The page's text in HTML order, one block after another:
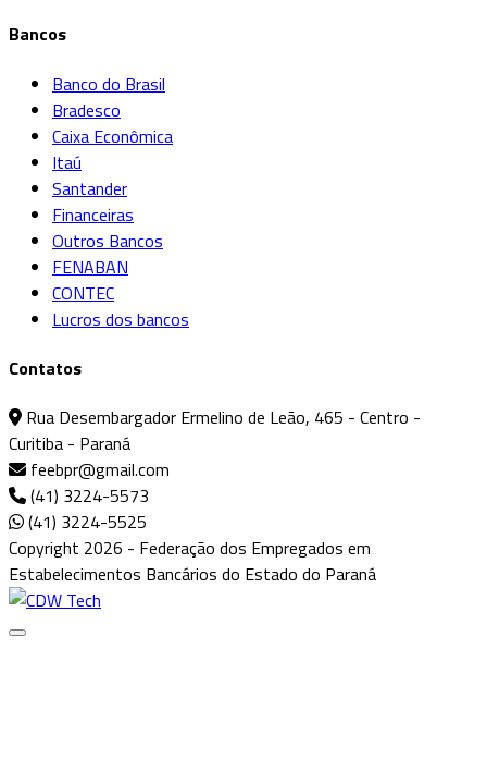
Bancos
Banco do Brasil
Bradesco
Caixa Econômica
Itaú
Santander
Financeiras
Outros Bancos
FENABAN
CONTEC
Lucros dos bancos
Contatos
Rua Desembargador Ermelino de Leão, 465 - Centro -
Curitiba - Paraná
feebpr@gmail.com
(41) 3224-5573
(41) 3224-5525
Copyright 2026 - Federação dos Empregados em
Estabelecimentos Bancários do Estado do Paraná